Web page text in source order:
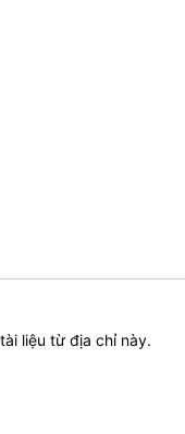
liệu từ địa chỉ này.